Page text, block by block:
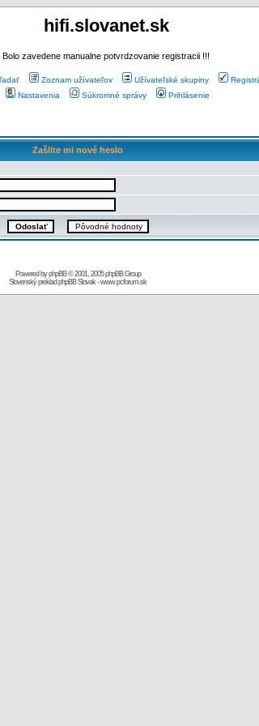
hifi.slovanet.sk
Bolo zavedene manualne potvrdzovanie registracii !!!
Zoznam užívateľov Užívateľské skupiny
Nastavenia
Súkromné správy Prihlásenie
Zašlite mi nové heslo
Powered byphpBB© 2001, 2005 phpBB Group
Slovenský preklad phpBB Slovak-www.pcforum.sk